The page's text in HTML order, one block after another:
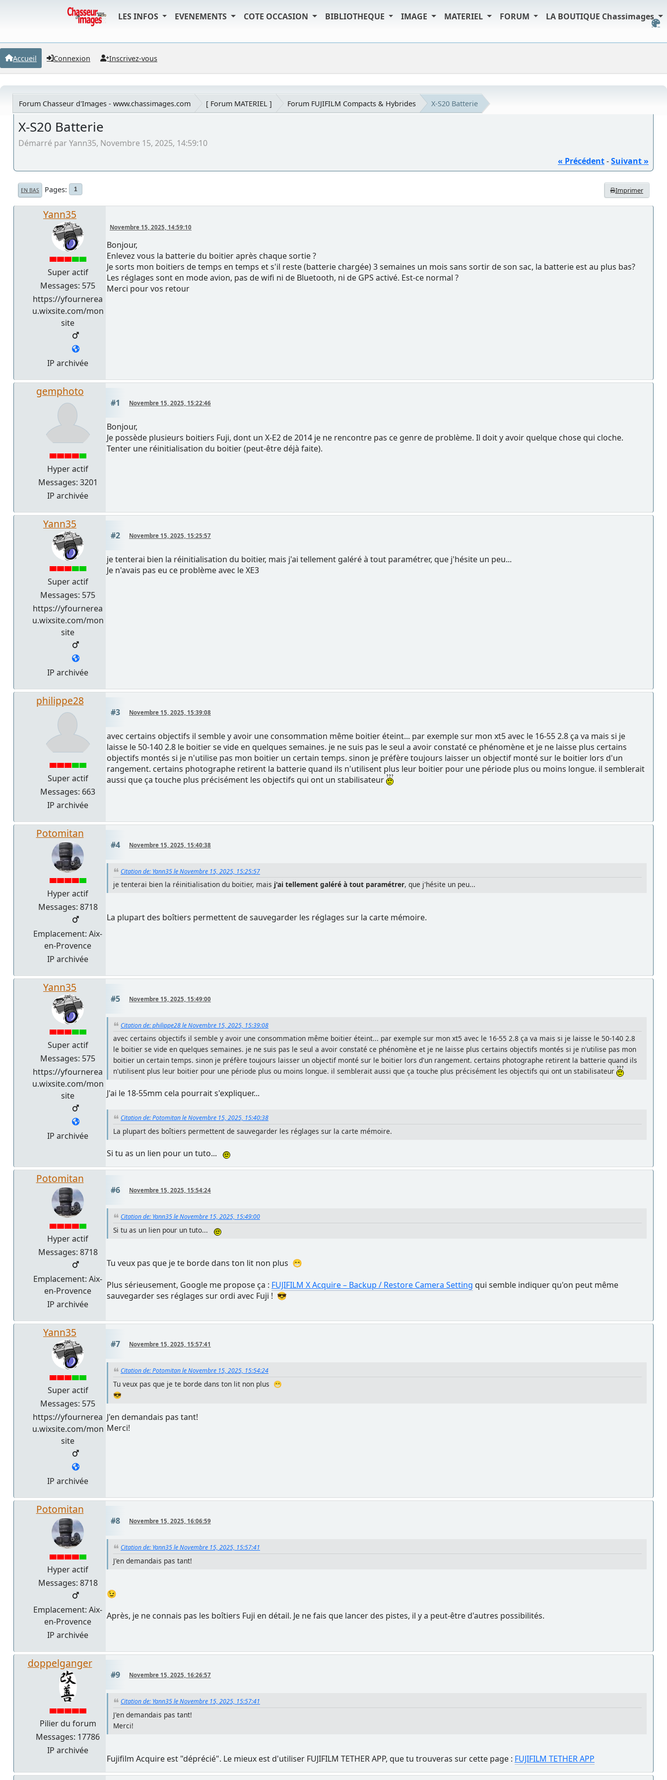
LES INFOS EVENEMENTS COTE OCCASION BIBLIOTHEQUE IMAGE MATERIEL FORUM LA BOUTIQUE Chassimages
Accueil Connexion Inscrivez-vous
Forum Chasseur d'Images - www.chassimages.com [ Forum MATERIEL ] Forum FUJIFILM Compacts & Hybrides X-S20 Batterie
X-S20 Batterie
Démarré par Yann35, Novembre 15, 2025, 14:59:10
« Précédent-Suivant »
Imprimer
EN BAS Pages 1
Yann35
Super actif
Messages: 575
https://yfournerea
u.wixsite.com/mon
site
IP archivée
Novembre 15, 2025, 14:59:10
Bonjour,
Enlevez vous la batterie du boitier après chaque sortie ?
Je sorts mon boitiers de temps en temps et s'il reste (batterie chargée) 3 semaines un mois sans sortir de son sac, la batterie est au plus bas?
Les réglages sont en mode avion, pas de wifi ni de Bluetooth, ni de GPS activé. Est-ce normal ?
Merci pour vos retour
gemphoto
Hyper actif
Messages: 3201
IP archivée
#1 Novembre 15, 2025, 15:22:46
Bonjour,
Je possède plusieurs boitiers Fuji, dont un X-E2 de 2014 je ne rencontre pas ce genre de problème. Il doit y avoir quelque chose qui cloche.
Tenter une réinitialisation du boitier (peut-être déjà faite).
Yann35
Super actif
Messages: 575
https://yfournerea
u.wixsite.com/mon
site
IP archivée
#2 Novembre 15, 2025, 15:25:57
je tenterai bien la réinitialisation du boitier, mais j'ai tellement galéré à tout paramétrer, que j'hésite un peu...
Je n'avais pas eu ce problème avec le XE3
philippe28
Super actif
Messages: 663
IP archivée
#3 Novembre 15, 2025, 15:39:08
avec certains objectifs il semble y avoir une consommation même boitier éteint... par exemple sur mon xt5 avec le 16-55 2.8 ça va mais si je
laisse le 50-140 2.8 le boitier se vide en quelques semaines. je ne suis pas le seul a avoir constaté ce phénomène et je ne laisse plus certains
objectifs montés si je n'utilise pas mon boitier un certain temps. sinon je préfère toujours laisser un objectif monté sur le boitier lors d'un
rangement. certains photographe retirent la batterie quand ils n'utilisent plus leur boitier pour une période plus ou moins longue. il semblerait
aussi que ça touche plus précisément les objectifs qui ont un stabilisateur
Potomitan
Hyper actif
Messages: 8718
Emplacement: Aix-
en-Provence
IP archivée
#4 Novembre 15, 2025, 15:40:38
Citation de: Yann35 le Novembre 15, 2025, 15:25:57
je tenterai bien la réinitialisation du boitier, mais j'ai tellement galéré à tout paramétrer, que j'hésite un peu...
La plupart des boîtiers permettent de sauvegarder les réglages sur la carte mémoire.
Yann35
Super actif
Messages: 575
https://yfournerea
u.wixsite.com/mon
site
IP archivée
#5 Novembre 15, 2025, 15:49:00
Citation de: philippe28 le Novembre 15, 2025, 15:39:08
avec certains objectifs il semble y avoir une consommation même boitier éteint... par exemple sur mon xt5 avec le 16-55 2.8 ça va mais si je laisse le 50-140 2.8
le boitier se vide en quelques semaines. je ne suis pas le seul a avoir constaté ce phénomène et je ne laisse plus certains objectifs montés si je n'utilise pas mon
boitier un certain temps. sinon je préfère toujours laisser un objectif monté sur le boitier lors d'un rangement. certains photographe retirent la batterie quand ils
n'utilisent plus leur boitier pour une période plus ou moins longue. il semblerait aussi que ça touche plus précisément les objectifs qui ont un stabilisateur
J'ai le 18-55mm cela pourrait s'expliquer...
Citation de: Potomitan le Novembre 15, 2025, 15:40:38
La plupart des boîtiers permettent de sauvegarder les réglages sur la carte mémoire.
Si tu as un lien pour un tuto...
Potomitan
Hyper actif
Messages: 8718
Emplacement: Aix-
en-Provence
IP archivée
#6 Novembre 15, 2025, 15:54:24
Citation de: Yann35 le Novembre 15, 2025, 15:49:00
Si tu as un lien pour un tuto...
Tu veux pas que je te borde dans ton lit non plus 😁
Plus sérieusement, Google me propose ça : FUJIFILM X Acquire – Backup / Restore Camera Setting qui semble indiquer qu'on peut même
sauvegarder ses réglages sur ordi avec Fuji ! 😎
Yann35
Super actif
Messages: 575
https://yfournerea
u.wixsite.com/mon
site
IP archivée
#7 Novembre 15, 2025, 15:57:41
Citation de: Potomitan le Novembre 15, 2025, 15:54:24
Tu veux pas que je te borde dans ton lit non plus 😁
😎
J'en demandais pas tant!
Merci!
Potomitan
Hyper actif
Messages: 8718
Emplacement: Aix-
en-Provence
IP archivée
#8 Novembre 15, 2025, 16:06:59
Citation de: Yann35 le Novembre 15, 2025, 15:57:41
J'en demandais pas tant!
😉
Après, je ne connais pas les boîtiers Fuji en détail. Je ne fais que lancer des pistes, il y a peut-être d'autres possibilités.
doppelganger
Pilier du forum
Messages: 17786
IP archivée
#9 Novembre 15, 2025, 16:26:57
Citation de: Yann35 le Novembre 15, 2025, 15:57:41
J'en demandais pas tant!
Merci!
Fujifilm Acquire est "déprécié". Le mieux est d'utiliser FUJIFILM TETHER APP, que tu trouveras sur cette page : FUJIFILM TETHER APP